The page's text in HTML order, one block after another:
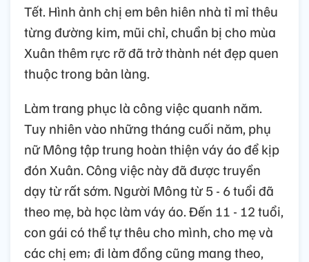
Tết. Hình ảnh chị em bên hiên nhà tỉ mỉ thêu
từng đường kim, mũi chỉ, chuẩn bị cho mùa
Xuân thêm rực rỡ đã trở thành nét đẹp quen
thuộc trong bản làng.
Làm trang phục là công việc quanh năm.
Tuy nhiên vào những tháng cuối năm, phụ
nữ Mông tập trung hoàn thiện váy áo để kịp
đón Xuân. Công việc này đã được truyền
dạy từ rất sớm. Người Mông từ 5 - 6 tuổi đã
theo mẹ, bà học làm váy áo. Đến 11 - 12 tuổi,
con gái có thể tự thêu cho mình, cho mẹ và
các chị em; đi làm đồng cũng mang theo,